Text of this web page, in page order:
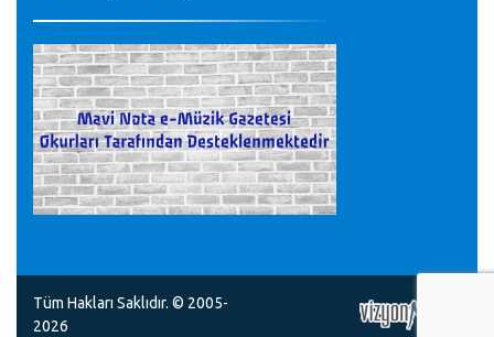
Tüm Hakları Saklıdır. © 2005-
2026